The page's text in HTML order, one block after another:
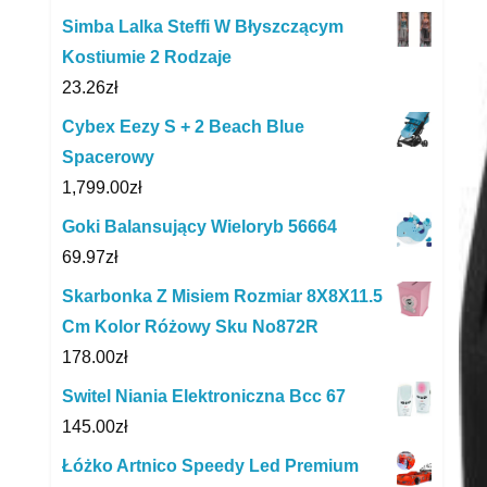
Simba Lalka Steffi W Błyszczącym
Kostiumie 2 Rodzaje
23.26zł
Cybex Eezy S + 2 Beach Blue
Spacerowy
1,799.00zł
Goki Balansujący Wieloryb 56664
69.97zł
Skarbonka Z Misiem Rozmiar 8X8X11.5
Cm Kolor Różowy Sku No872R
178.00zł
Switel Niania Elektroniczna Bcc 67
145.00zł
Łóżko Artnico Speedy Led Premium